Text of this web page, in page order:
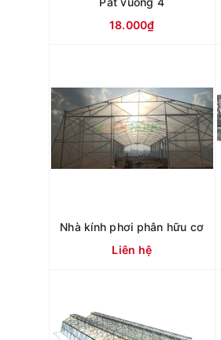
18.000₫
Nhà kính phơi phân hữu cơ
Liên hệ